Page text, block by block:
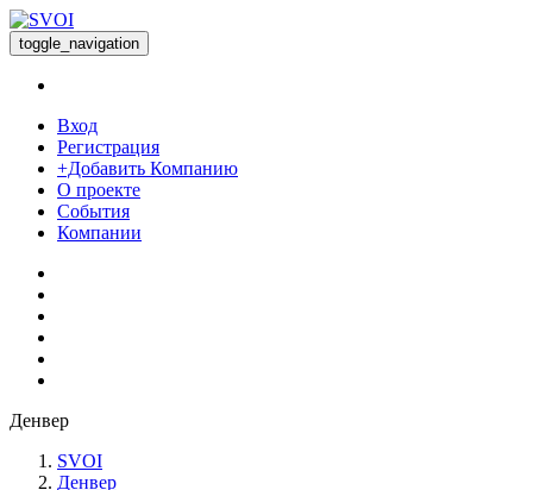
toggle_navigation
Вход
Регистрация
+Добавить Компанию
О проекте
События
Компании
Денвер
SVOI
Денвер